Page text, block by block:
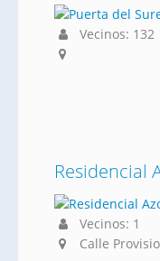
Vecinos: 132
Residencial
Vecinos: 1
Calle